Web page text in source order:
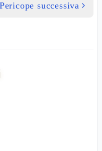
Pericope successiva